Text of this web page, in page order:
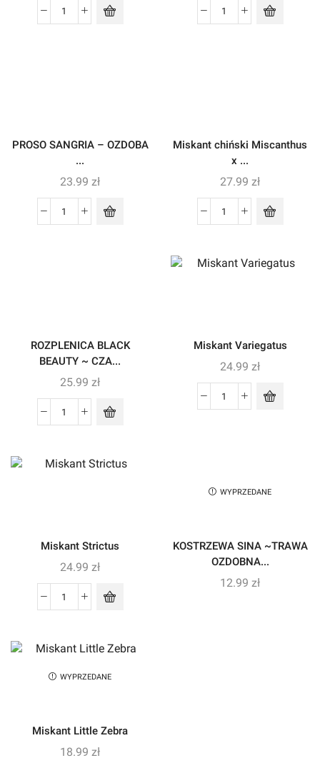
PROSO SANGRIA – OZDOBA
...
23.99 zł
Miskant chiński Miscanthus
x ...
27.99 zł
ROZPLENICA BLACK
BEAUTY ~ CZA...
25.99 zł
Miskant Variegatus
24.99 zł
Miskant Strictus
24.99 zł
WYPRZEDANE
KOSTRZEWA SINA ~TRAWA
OZDOBNA...
12.99 zł
WYPRZEDANE
Miskant Little Zebra
18.99 zł